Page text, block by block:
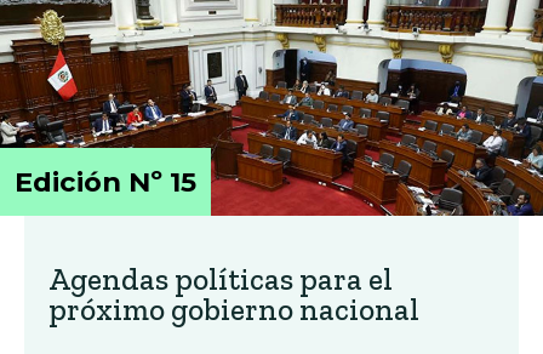
Edición Nº 15
Agendas políticas para el
próximo gobierno nacional